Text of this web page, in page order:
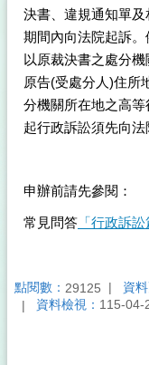
決書、違規通知單
期間內向法院起訴。
以原裁決書之處分
原告(受處分人)住所
分機關所在地之高
起行政訴訟須先向法
申辦前請先參閱：
常見問答 「行政訴訟
點閱數： 29125 資
資料檢視： 115-04-